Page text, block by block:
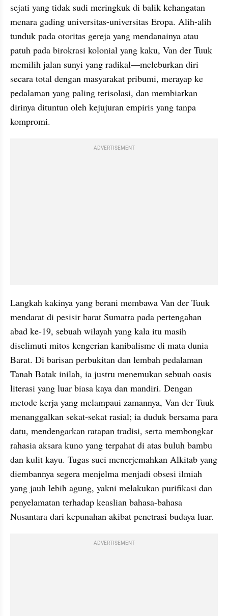
sejati yang tidak sudi meringkuk di balik kehangatan
menara gading universitas-universitas Eropa. Alih-alih
tunduk pada otoritas gereja yang mendanainya atau
patuh pada birokrasi kolonial yang kaku, Van der Tuuk
memilih jalan sunyi yang radikal—meleburkan diri
secara total dengan masyarakat pribumi, merayap ke
pedalaman yang paling terisolasi, dan membiarkan
dirinya dituntun oleh kejujuran empiris yang tanpa
kompromi.
ADVERTISEMENT
Langkah kakinya yang berani membawa Van der Tuuk
mendarat di pesisir barat Sumatra pada pertengahan
abad ke-19, sebuah wilayah yang kala itu masih
diselimuti mitos kengerian kanibalisme di mata dunia
Barat. Di barisan perbukitan dan lembah pedalaman
Tanah Batak inilah, ia justru menemukan sebuah oasis
literasi yang luar biasa kaya dan mandiri. Dengan
metode kerja yang melampaui zamannya, Van der Tuuk
menanggalkan sekat-sekat rasial; ia duduk bersama para
datu, mendengarkan ratapan tradisi, serta membongkar
rahasia aksara kuno yang terpahat di atas buluh bambu
dan kulit kayu. Tugas suci menerjemahkan Alkitab yang
diembannya segera menjelma menjadi obsesi ilmiah
yang jauh lebih agung, yakni melakukan purifikasi dan
penyelamatan terhadap keaslian bahasa-bahasa
Nusantara dari kepunahan akibat penetrasi budaya luar.
ADVERTISEMENT